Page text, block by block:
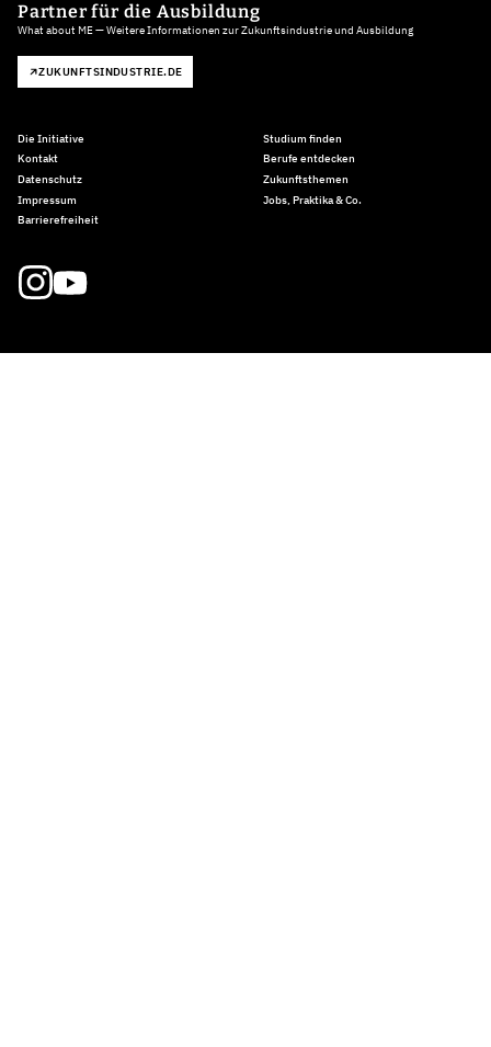
Partner für die Ausbildung
What about ME — Weitere Informationen zur Zukunftsindustrie und Ausbildung
ZUKUNFTSINDUSTRIE.DE
Die Initiative
Kontakt
Datenschutz
Impressum
Barrierefreiheit
Studium finden
Berufe entdecken
Zukunftsthemen
Jobs, Praktika & Co.